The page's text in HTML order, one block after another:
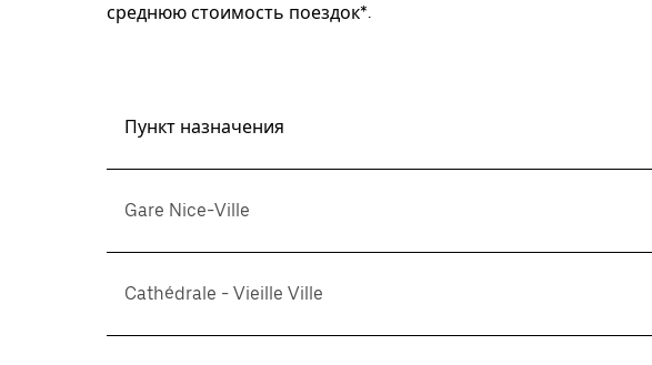
среднюю стоимость поездок*.
Пункт назначения
Gare Nice-Ville
Cathédrale - Vieille Ville